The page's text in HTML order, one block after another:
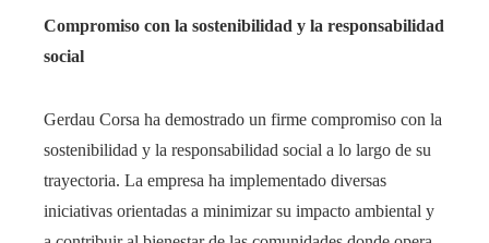
Compromiso con la sostenibilidad y la responsabilidad
social
Gerdau Corsa ha demostrado un firme compromiso con la
sostenibilidad y la responsabilidad social a lo largo de su
trayectoria. La empresa ha implementado diversas
iniciativas orientadas a minimizar su impacto ambiental y